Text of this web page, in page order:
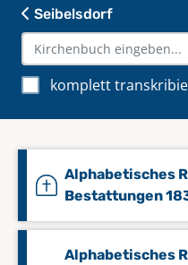
Seibelsdorf
komplett
Alphabetisches
Bestattungen
Alphabetisches